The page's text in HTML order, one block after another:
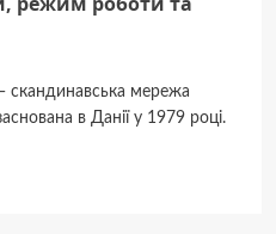
скандинавська мережа
в Данії у 1979 році.